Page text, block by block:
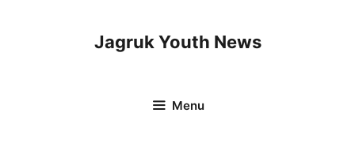
Jagruk Youth News
Menu